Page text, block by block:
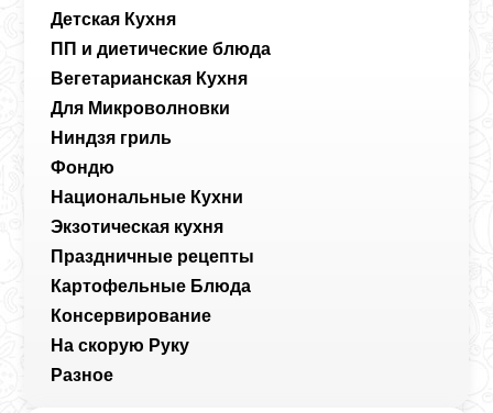
Детская Кухня
ПП и диетические блюда
Вегетарианская Кухня
Для Микроволновки
Ниндзя гриль
Фондю
Национальные Кухни
Экзотическая кухня
Праздничные рецепты
Картофельные Блюда
Консервирование
На скорую Руку
Разное